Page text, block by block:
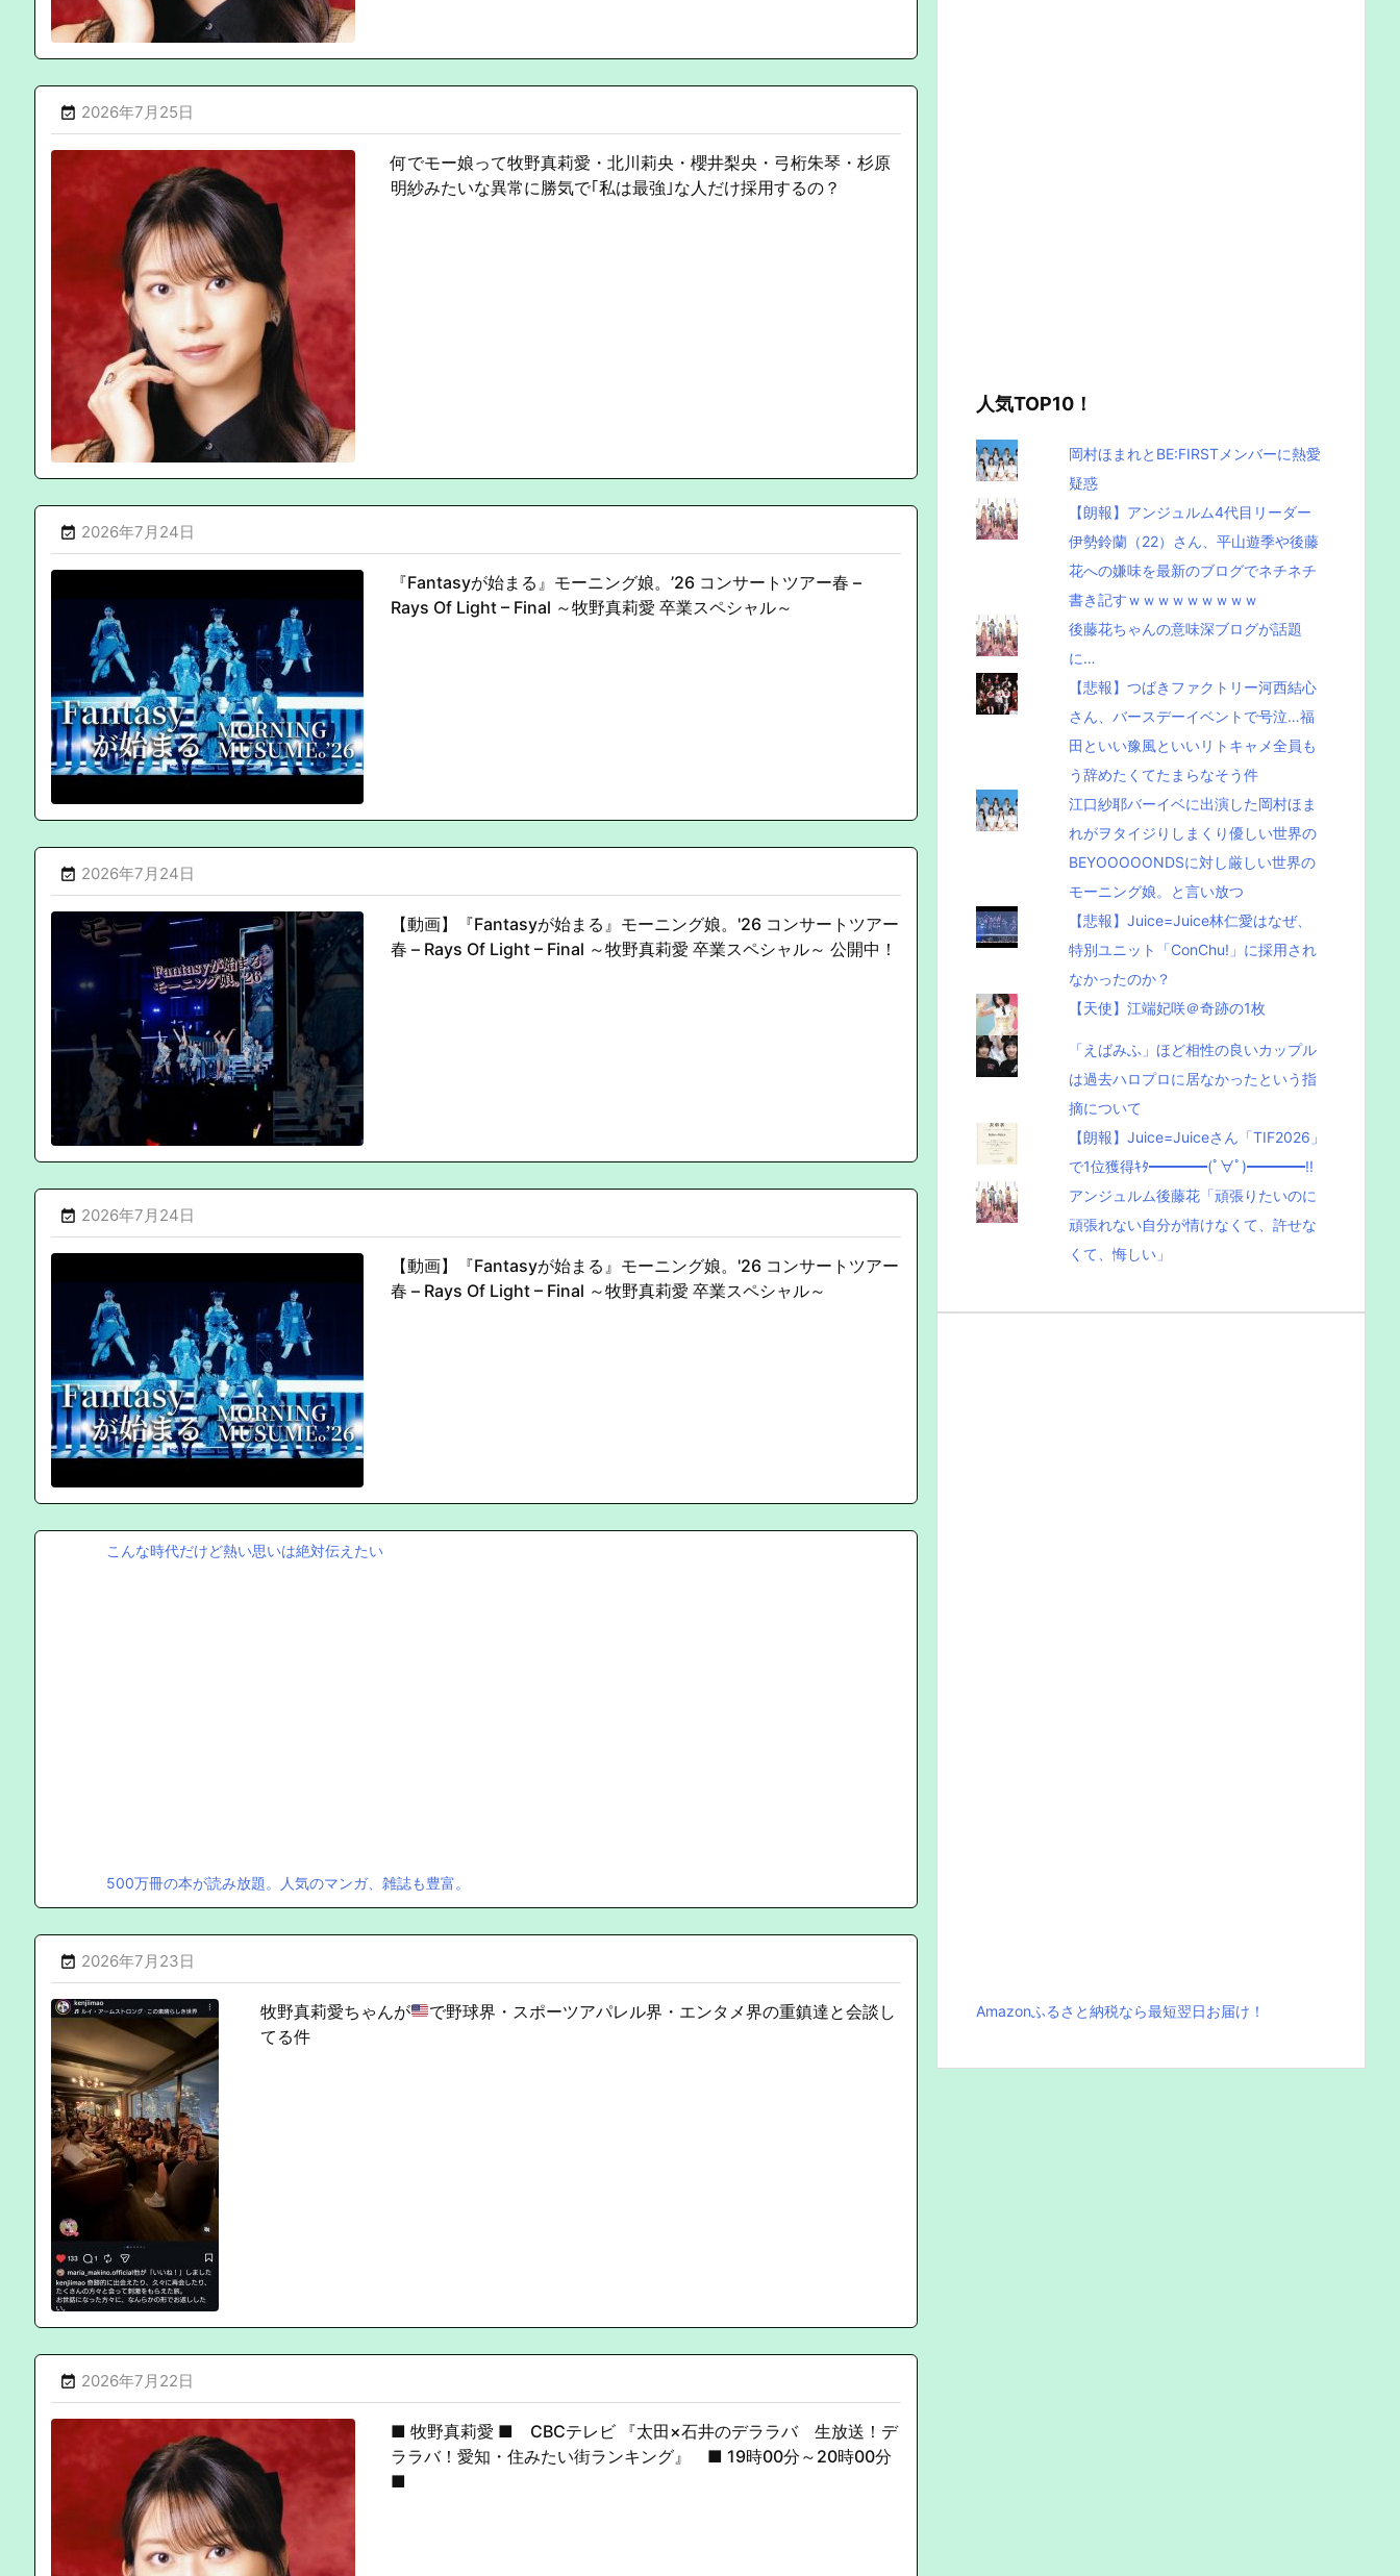
 2026年7月25日
何でモー娘って牧野真莉愛・北川莉央・櫻井梨央・弓桁朱琴・杉原
明紗みたいな異常に勝気で｢私は最強｣な人だけ採用するの？
 2026年7月24日
『Fantasyが始まる』モーニング娘。’26 コンサートツアー春 –
Rays Of Light – Final ～牧野真莉愛 卒業スペシャル～
 2026年7月24日
【動画】『Fantasyが始まる』モーニング娘。'26 コンサートツアー
春 – Rays Of Light – Final ～牧野真莉愛 卒業スペシャル～ 公開中！
 2026年7月24日
【動画】『Fantasyが始まる』モーニング娘。'26 コンサートツアー
春 – Rays Of Light – Final ～牧野真莉愛 卒業スペシャル～
こんな時代だけど熱い思いは絶対伝えたい
500万冊の本が読み放題。人気のマンガ、雑誌も豊富。
 2026年7月23日
牧野真莉愛ちゃんが
で野球界・スポーツアパレル界・エンタメ界の重鎮達と会談し
てる件
 2026年7月22日
■ 牧野真莉愛 ■ CBCテレビ 『太田×石井のデララバ 生放送！デ
ララバ！愛知・住みたい街ランキング』 ■ 19時00分～20時00分
■
人気TOP10！
岡村ほまれとBE:FIRSTメンバーに熱愛
疑惑
【朗報】アンジュルム4代目リーダー
伊勢鈴蘭（22）さん、平山遊季や後藤
花への嫌味を最新のブログでネチネチ
書き記すｗｗｗｗｗｗｗｗｗ
後藤花ちゃんの意味深ブログが話題
に…
【悲報】つばきファクトリー河西結心
さん、バースデーイベントで号泣…福
田といい豫風といいリトキャメ全員も
う辞めたくてたまらなそう件
江口紗耶バーイベに出演した岡村ほま
れがヲタイジりしまくり優しい世界の
BEYOOOOONDSに対し厳しい世界の
モーニング娘。と言い放つ
【悲報】Juice=Juice林仁愛はなぜ、
特別ユニット「ConChu!」に採用され
なかったのか？
【天使】江端妃咲＠奇跡の1枚
「えばみふ」ほど相性の良いカップル
は過去ハロプロに居なかったという指
摘について
【朗報】Juice=Juiceさん「TIF2026」
で1位獲得ｷﾀ━━━━(ﾟ∀ﾟ)━━━━!!
アンジュルム後藤花「頑張りたいのに
頑張れない自分が情けなくて、許せな
くて、悔しい」
Amazonふるさと納税なら最短翌日お届け！